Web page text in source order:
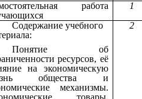
работа
1
Содержание учебного
Понятие об
ресурсов, её
на экономическую
общества и
механизмы.
товары.
2